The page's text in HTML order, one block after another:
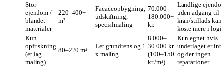
Stor
ejendom /
blandet
materialer
220–400+
m²
Facadeopbygning,
udskiftning,
specialmaling
70.000–
180.000+
kr.
Landlige
uden adgang til
kran/stillads kan
koste mere i
Kun
opfriskning
(et lag
maling)
80–220 m²
Let grundrens og 1
x maling
8.000–
30.000 kr.
(100–150
kr./m²)
Kun egnet hvis
underlaget er
og der ingen
reparationer.